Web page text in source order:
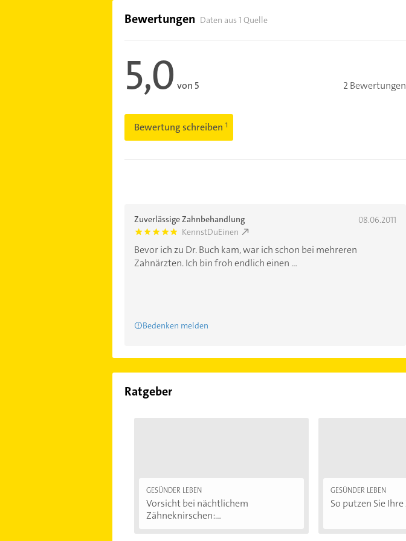
Bewertungen Daten aus 1 Quelle
5,0 von 5 2 Bewertungen
Bewertung schreiben
Zuverlässige Zahnbehandlung 08.06.2011
5.0 KennstDuEinen
Bevor ich zu Dr. Buch kam, war ich schon bei mehreren
Zahnärzten. Ich bin froh endlich einen ...
Bedenken melden
Ratgeber
GESÜNDER LEBEN
Vorsicht bei nächtlichem
Zähneknirschen:...
GESÜNDER LEBEN
So putzen Sie